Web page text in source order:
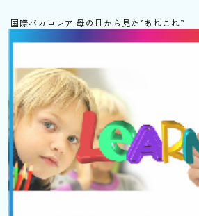
国際バカロレア 母の目から見た”あれこれ”